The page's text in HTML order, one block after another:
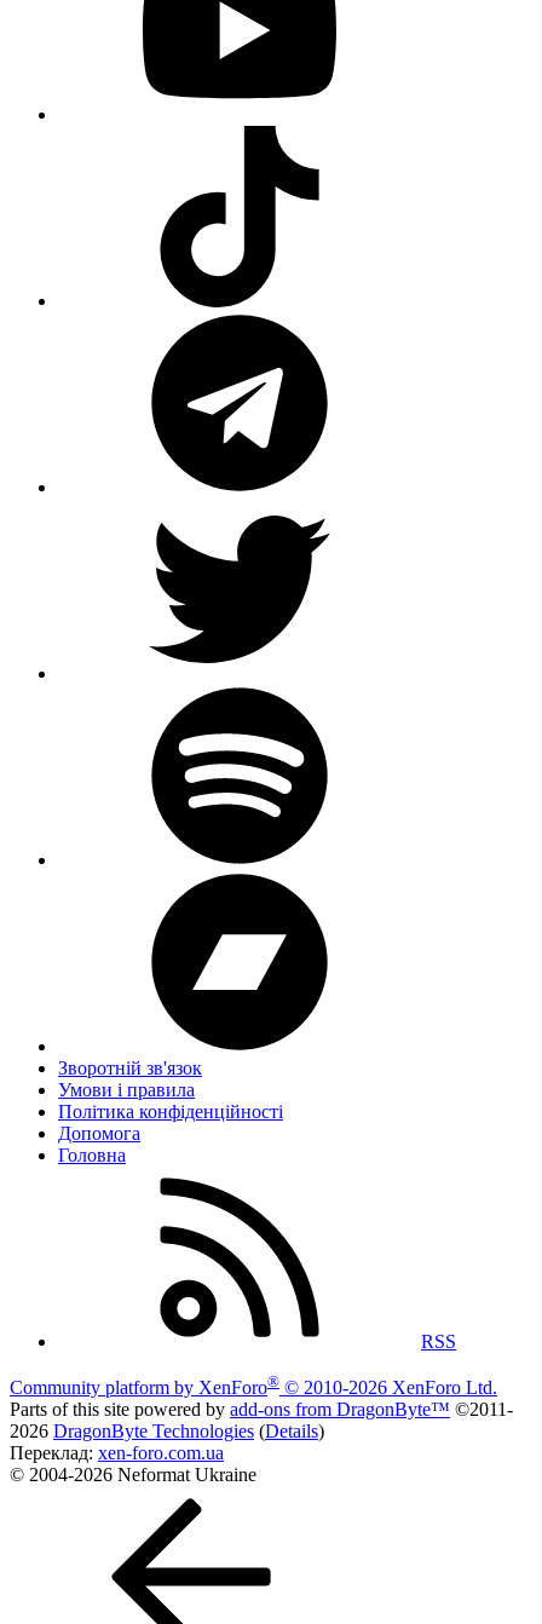
Зворотній зв'язок
Умови і правила
Політика конфіденційності
Дoпoмoга
Головна
RSS
Community platform by XenForo® © 2010-2026 XenForo Ltd.
Parts of this site powered by add-ons from DragonByte™ ©2011-
2026 DragonByte Technologies (Details)
Переклад: xen-foro.com.ua
© 2004-2026 Neformat Ukraine